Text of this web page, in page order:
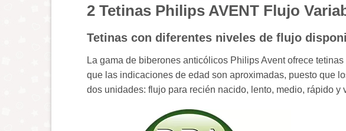
2 Tetinas Philips AVENT Flujo
Tetinas con diferentes niveles de flujo
La gama de biberones anticólicos Philips Avent ofrece
que las indicaciones de edad son aproximadas, puesto que
dos unidades: flujo para recién nacido, lento, medio, rápido y